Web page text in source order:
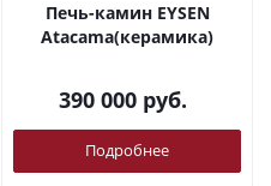
Печь-камин EYSEN
Atacama(керамика)
390 000 руб.
Подробнее